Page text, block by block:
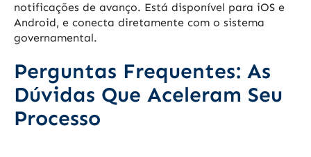
notificações de avanço. Está disponível para iOS e
Android, e conecta diretamente com o sistema
governamental.
Perguntas Frequentes: As
Dúvidas Que Aceleram Seu
Processo